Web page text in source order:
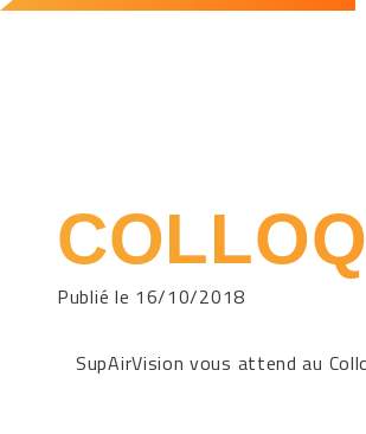
Publié le 16/10/2018
SupAirVision vous attend au